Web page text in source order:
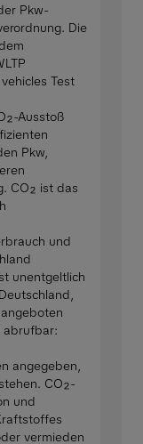
Pkw-
Die
Test
Ausstoß
Pkw,
CO₂ ist das
und
unentgeltlich
abrufbar:
angegeben,
CO₂-
und
vermieden